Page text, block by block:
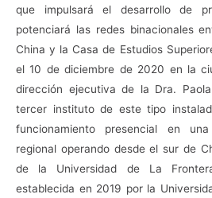
que impulsará el desarrollo de
potenciará las redes binacionales
China y la Casa de Estudios
el 10 de diciembre de 2020 en la
dirección ejecutiva de la Dra.
tercer instituto de este tipo
funcionamiento presencial en
regional operando desde el sur de
de la Universidad de La
establecida en 2019 por la